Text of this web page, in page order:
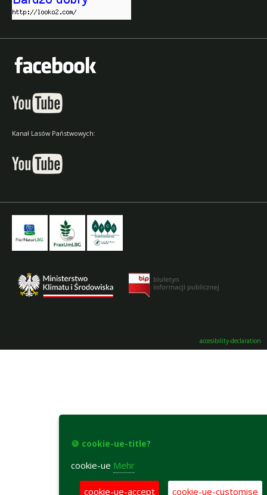
Kanał Lasów Państwowych:
accesibility-declaration
🍪 cookie-ue-title?
cookie-ue Mehr
cookie-ue-accept cookie-ue-customise